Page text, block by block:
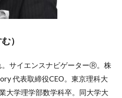
）
サイエンスナビゲーターⓇ。株
代表取締役CEO。東京理科大
大学理学部数学科卒。同大学大